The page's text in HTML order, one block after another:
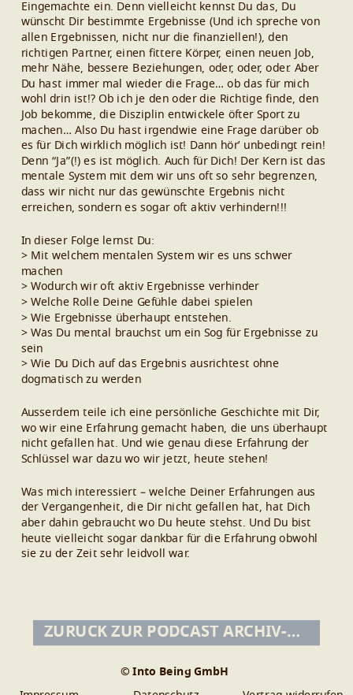
Eingemachte ein. Denn vielleicht kennst Du das, Du
wünscht Dir bestimmte Ergebnisse (Und ich spreche von
allen Ergebnissen, nicht nur die finanziellen!), den
richtigen Partner, einen fittere Körper, einen neuen Job,
mehr Nähe, bessere Beziehungen, oder, oder, oder. Aber
Du hast immer mal wieder die Frage… ob das für mich
wohl drin ist!? Ob ich je den oder die Richtige finde, den
Job bekomme, die Disziplin entwickele öfter Sport zu
machen… Also Du hast irgendwie eine Frage darüber ob
es für Dich wirklich möglich ist! Dann hör’ unbedingt rein!
Denn “Ja”(!) es ist möglich. Auch für Dich! Der Kern ist das
mentale System mit dem wir uns oft so sehr begrenzen,
dass wir nicht nur das gewünschte Ergebnis nicht
erreichen, sondern es sogar oft aktiv verhindern!!!
In dieser Folge lernst Du:
> Mit welchem mentalen System wir es uns schwer
machen
> Wodurch wir oft aktiv Ergebnisse verhinder
> Welche Rolle Deine Gefühle dabei spielen
> Wie Ergebnisse überhaupt entstehen.
> Was Du mental brauchst um ein Sog für Ergebnisse zu
sein
> Wie Du Dich auf das Ergebnis ausrichtest ohne
dogmatisch zu werden
Ausserdem teile ich eine persönliche Geschichte mit Dir,
wo wir eine Erfahrung gemacht haben, die uns überhaupt
nicht gefallen hat. Und wie genau diese Erfahrung der
Schlüssel war dazu wo wir jetzt, heute stehen!
Was mich interessiert – welche Deiner Erfahrungen aus
der Vergangenheit, die Dir nicht gefallen hat, hat Dich
aber dahin gebraucht wo Du heute stehst. Und Du bist
heute vielleicht sogar dankbar für die Erfahrung obwohl
sie zu der Zeit sehr leidvoll war.
ZURÜCK ZUR PODCAST ARCHIV-ÜBERSICHT
© Into Being GmbH